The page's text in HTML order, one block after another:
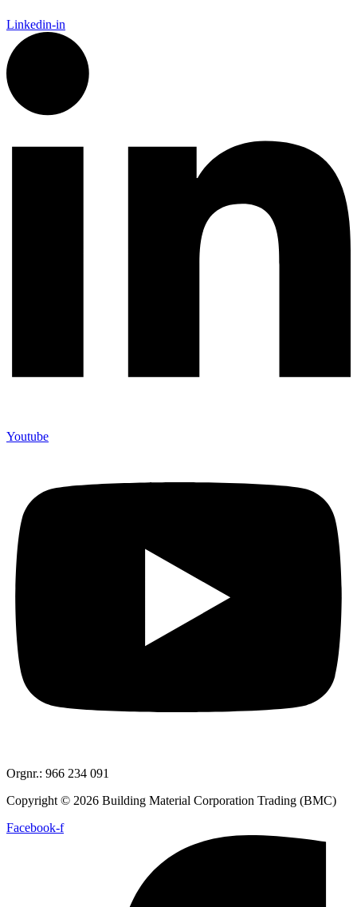
Linkedin-in
Youtube
Orgnr.: 966 234 091
Copyright © 2026 Building Material Corporation Trading (BMC)
Facebook-f